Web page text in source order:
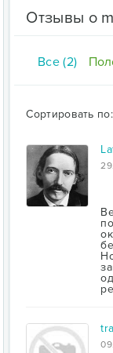
Отзывы о
Все (2)
Сортировать